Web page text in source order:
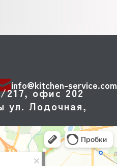
info@kitchen-service.com
217, офис 202
ул. Лодочная,